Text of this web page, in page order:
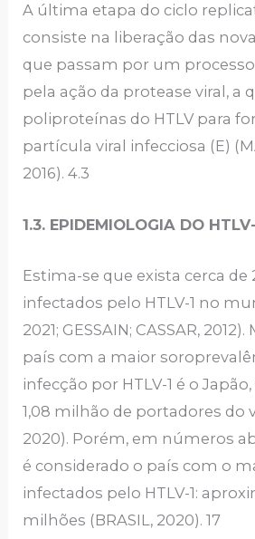
A última etapa do ciclo
consiste na liberação das
que passam por um
pela ação da protease viral, a
poliproteínas do HTLV para
partícula viral infecciosa (E)
2016). 4.3
1.3. EPIDEMIOLOGIA DO
Estima-se que exista cerca de
infectados pelo HTLV-1 no
2021; GESSAIN; CASSAR,
país com a maior
infecção por HTLV-1 é o
1,08 milhão de portadores do
2020). Porém, em números
é considerado o país com o
infectados pelo HTLV-1:
milhões (BRASIL, 2020). 17